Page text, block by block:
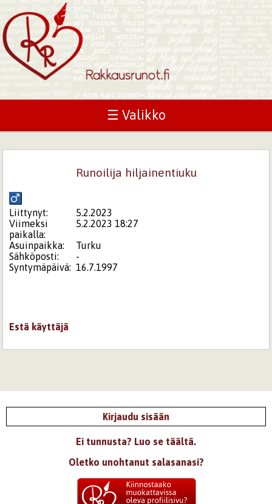
☰ Valikko
Runoilija hiljainentiuku
Liittynyt:
5.2.2023
Viimeksi
paikalla:
5.2.2023 18:27
Asuinpaikka:
Turku
Sähköposti:
-
Syntymäpäivä: 16.7.1997
Estä käyttäjä
Kirjaudu sisään
Ei tunnusta? Luo se täältä.
Oletko unohtanut salasanasi?